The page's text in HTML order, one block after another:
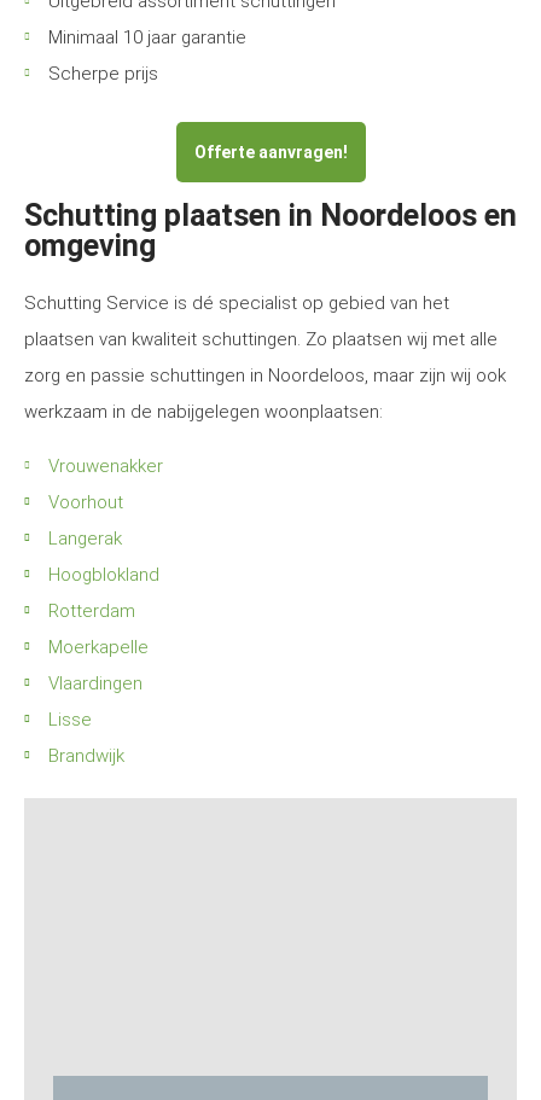
Minimaal 10 jaar garantie
Scherpe prijs
Offerte aanvragen!
Schutting plaatsen in Noordeloos en
omgeving
Schutting Service is dé specialist op gebied van het
plaatsen van kwaliteit schuttingen. Zo plaatsen wij met alle
zorg en passie schuttingen in Noordeloos, maar zijn wij ook
werkzaam in de nabijgelegen woonplaatsen:
Vrouwenakker
Voorhout
Langerak
Hoogblokland
Rotterdam
Moerkapelle
Vlaardingen
Lisse
Brandwijk